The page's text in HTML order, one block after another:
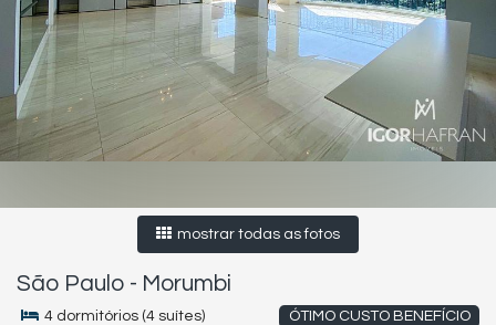
mostrar todas as fotos
São Paulo - Morumbi
ÓTIMO CUSTO BENEFÍCIO
4 dormitórios (4 suítes)